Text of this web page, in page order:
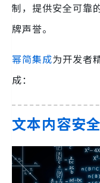
制，提供安全可靠
牌声誉。
幂简集成为开发者
成：
文本内容安全